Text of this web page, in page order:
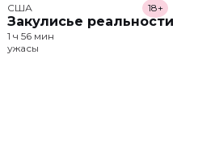
США
Закулисье реальности
18+
1 ч 56 мин
ужасы